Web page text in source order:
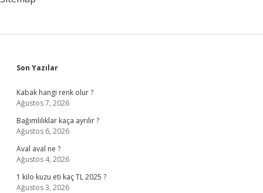
Sidebar
Son Yazılar
Kabak hangi renk olur ?
Ağustos 7, 2026
Bağımlılıklar kaça ayrılır ?
Ağustos 6, 2026
Aval aval ne ?
Ağustos 4, 2026
1 kilo kuzu eti kaç TL 2025 ?
Ağustos 3, 2026